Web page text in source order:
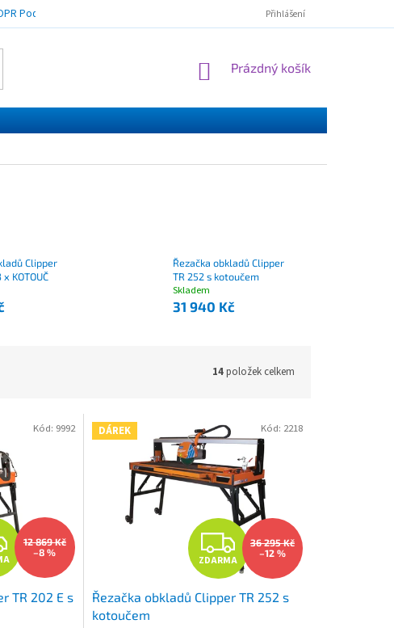
Podmínky ochrany osobních údajů ESSOX - nákup na splátky
Přihlášení
NÁKUPNÍ
Prázdný košík
Clipper
KOTOUČ
Řezačka obkladů Clipper
TR 252 s kotoučem
Skladem
31 940 Kč
14položek celkem
Z
D
A
12 869 Kč
–8 %
TR 202 E s
Kód: 9992 DÁREK
Z
D
A
ZDARMA
36 295 Kč
–12 %
Řezačka obkladů Clipper TR 252 s
kotoučem
Kód: 2218